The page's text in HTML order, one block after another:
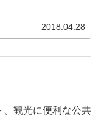
2018.04.28
、観光に便利な公共